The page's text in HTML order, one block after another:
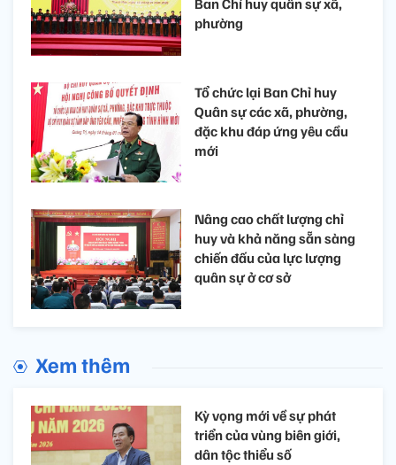
Ban Chỉ huy quân sự xã,
phường
Tổ chức lại Ban Chỉ huy
Quân sự các xã, phường,
đặc khu đáp ứng yêu cầu
mới
Nâng cao chất lượng chỉ
huy và khả năng sẵn sàng
chiến đấu của lực lượng
quân sự ở cơ sở
Xem thêm
Kỳ vọng mới về sự phát
triển của vùng biên giới,
dân tộc thiểu số